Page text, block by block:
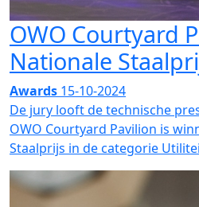
OWO Courtyard
Nationale
Awards 15-10-2024
De jury looft de technische
OWO Courtyard Pavilion is
Staalprijs in de categorie